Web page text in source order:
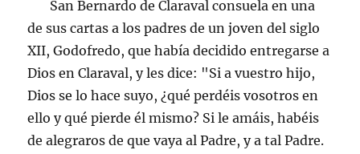
San Bernardo de Claraval consuela en una
de sus cartas a los padres de un joven del siglo
XII, Godofredo, que había decidido entregarse a
Dios en Claraval, y les dice: "Si a vuestro hijo,
Dios se lo hace suyo, ¿qué perdéis vosotros en
ello y qué pierde él mismo? Si le amáis, habéis
de alegraros de que vaya al Padre, y a tal Padre.